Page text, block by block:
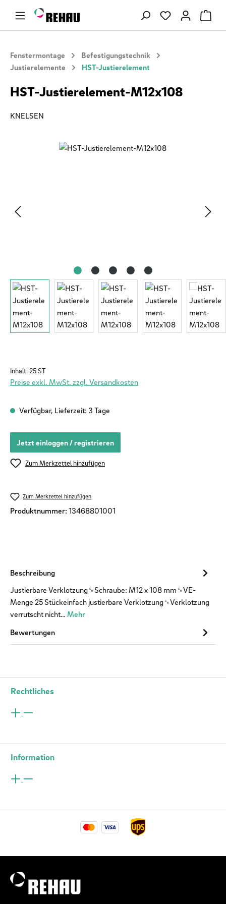
Zum Hauptinhalt springen Du hast 0
Fenstermontage
Befestigungstechnik
Justierelemente
HST-Justierelement
HST-Justierelement-M12x108
KNELSEN
Bildergalerie überspringen
Inhalt:25 ST
Preise exkl. MwSt. zzgl. Versandkosten
Verfügbar, Lieferzeit: 3 Tage
Jetzt einloggen / registrieren
Zum Merkzettel hinzufügen
Zum Merkzettel hinzufügen
Produktnummer: 13468801001
Beschreibung
Justierbare Verklotzung␍Schraube: M12 x 108 mm␍VE-
Menge 25 Stückeinfach justierbare Verklotzung␍Verklotzung
verrutscht nicht… Mehr
Bewertungen
Rechtliches
Information